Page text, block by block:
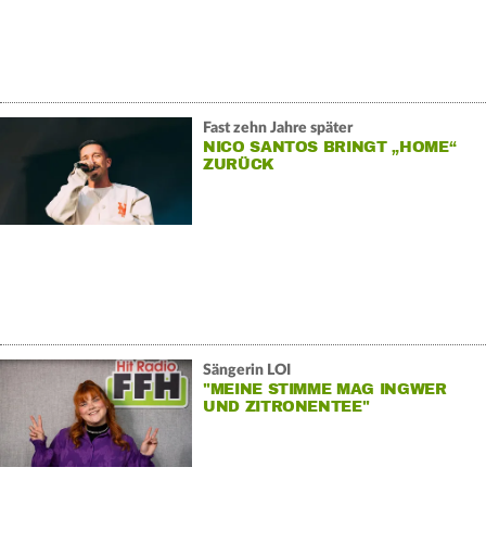
Fast zehn Jahre später
NICO SANTOS BRINGT „HOME“
ZURÜCK
Sängerin LOI
"MEINE STIMME MAG INGWER
UND ZITRONENTEE"